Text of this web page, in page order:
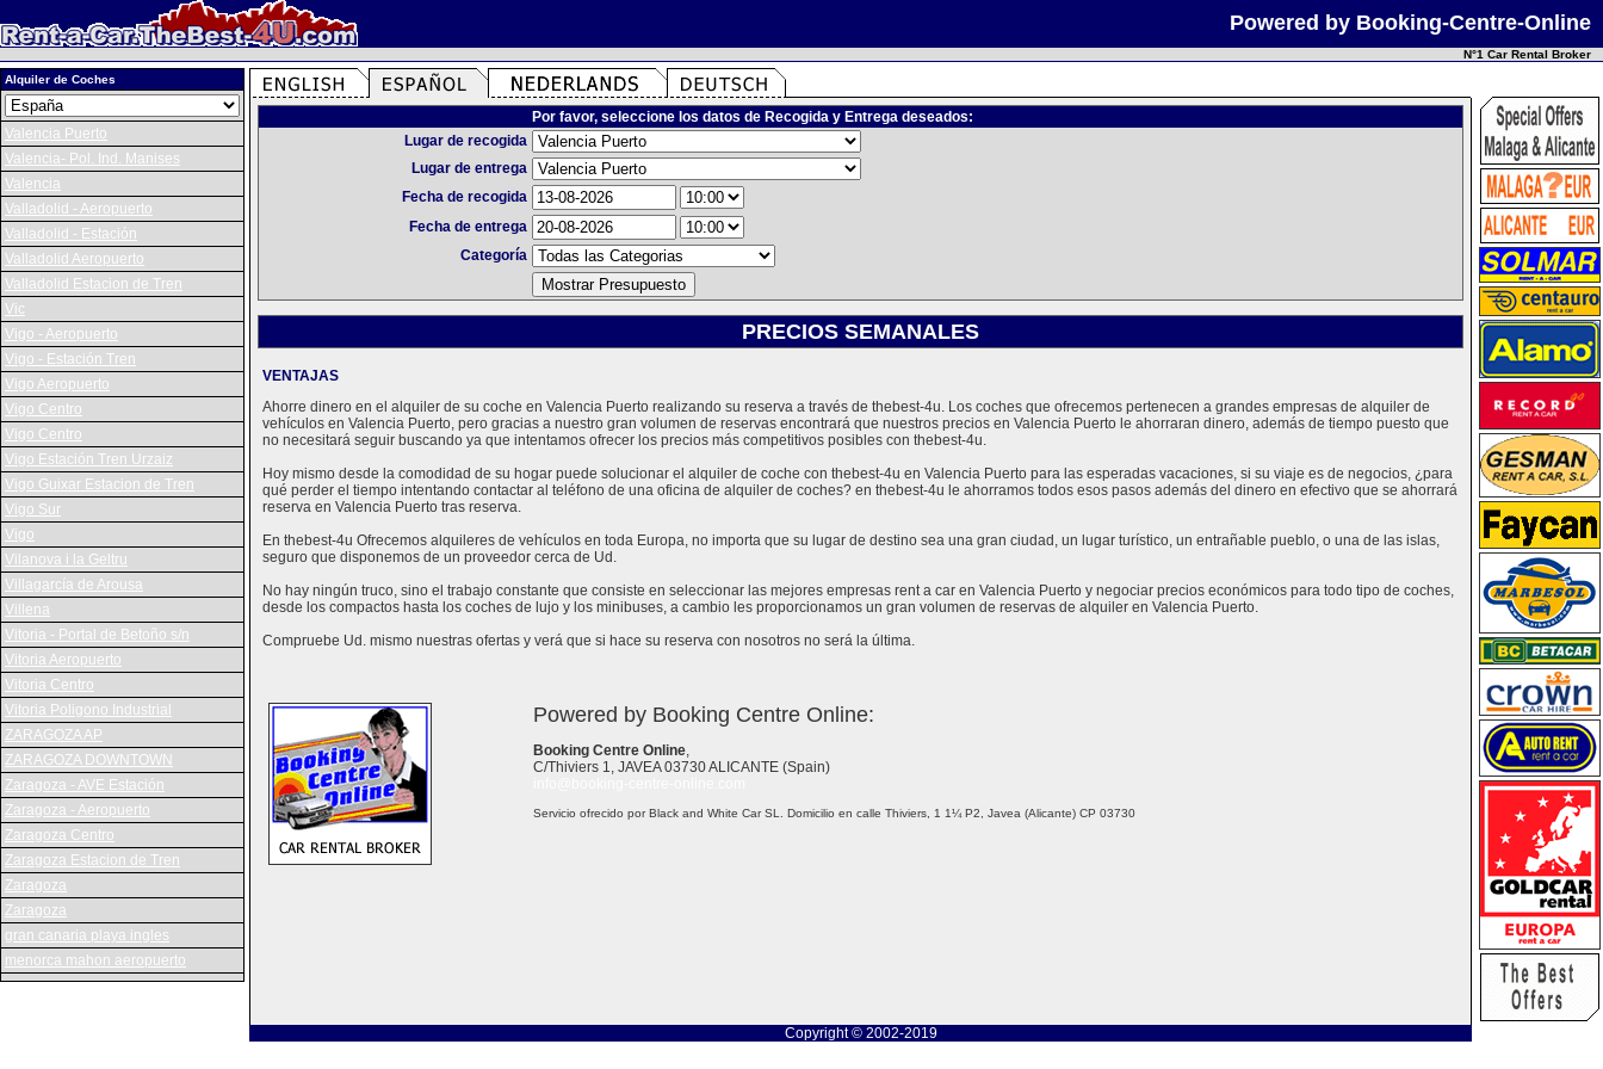
Powered by Booking-Centre-Online
N°1 Car Rental Broker
Alquiler de Coches
Valencia Puerto
Valencia- Pol. Ind. Manises
Valencia
Valladolid - Aeropuerto
Valladolid - Estación
Valladolid Aeropuerto
Valladolid Estacion de Tren
Vic
Vigo - Aeropuerto
Vigo - Estación Tren
Vigo Aeropuerto
Vigo Centro
Vigo Centro
Vigo Estación Tren Urzaiz
Vigo Guixar Estacion de Tren
Vigo Sur
Vigo
Vilanova i la Geltru
Villagarcía de Arousa
Villena
Vitoria - Portal de Betoño s/n
Vitoria Aeropuerto
Vitoria Centro
Vitoria Poligono Industrial
ZARAGOZA AP
ZARAGOZA DOWNTOWN
Zaragoza - AVE Estación
Zaragoza - Aeropuerto
Zaragoza Centro
Zaragoza Estacion de Tren
Zaragoza
Zaragoza
gran canaria playa ingles
menorca mahon aeropuerto
Por favor, seleccione los datos de Recogida y Entrega deseados:
Lugar de recogida
Lugar de entrega
Fecha de recogida
Fecha de entrega
Categoría
PRECIOS SEMANALES
VENTAJAS
Ahorre dinero en el alquiler de su coche en Valencia Puerto realizando su reserva a través de thebest-4u. Los coches que ofrecemos pertenecen a grandes empresas de alquiler de
vehículos en Valencia Puerto, pero gracias a nuestro gran volumen de reservas encontrará que nuestros precios en Valencia Puerto le ahorraran dinero, además de tiempo puesto que
no necesitará seguir buscando ya que intentamos ofrecer los precios más competitivos posibles con thebest-4u.
Hoy mismo desde la comodidad de su hogar puede solucionar el alquiler de coche con thebest-4u en Valencia Puerto para las esperadas vacaciones, si su viaje es de negocios, ¿para
qué perder el tiempo intentando contactar al teléfono de una oficina de alquiler de coches? en thebest-4u le ahorramos todos esos pasos además del dinero en efectivo que se ahorrará
reserva en Valencia Puerto tras reserva.
En thebest-4u Ofrecemos alquileres de vehículos en toda Europa, no importa que su lugar de destino sea una gran ciudad, un lugar turístico, un entrañable pueblo, o una de las islas,
seguro que disponemos de un proveedor cerca de Ud.
No hay ningún truco, sino el trabajo constante que consiste en seleccionar las mejores empresas rent a car en Valencia Puerto y negociar precios económicos para todo tipo de coches,
desde los compactos hasta los coches de lujo y los minibuses, a cambio les proporcionamos un gran volumen de reservas de alquiler en Valencia Puerto.
Compruebe Ud. mismo nuestras ofertas y verá que si hace su reserva con nosotros no será la última.
Powered by Booking Centre Online:
Booking Centre Online,
C/Thiviers 1, JAVEA 03730 ALICANTE (Spain)
Servicio ofrecido por Black and White Car SL. Domicilio en calle Thiviers, 1 1¼ P2, Javea (Alicante) CP 03730
Copyright © 2002-2019